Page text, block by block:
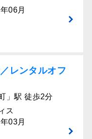
06月
レンタルオフ
」駅 徒歩2分
ス
03月